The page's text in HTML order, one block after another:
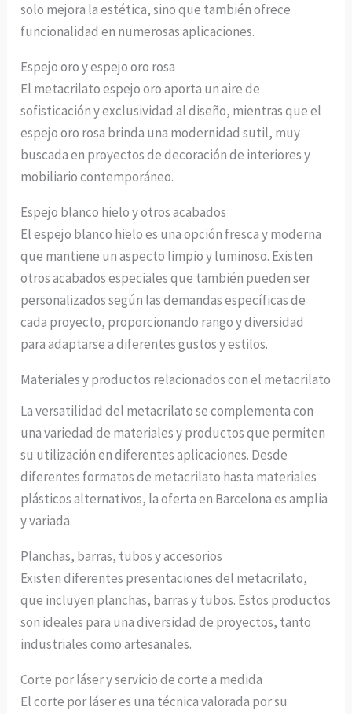
solo mejora la estética, sino que también ofrece
funcionalidad en numerosas aplicaciones.
Espejo oro y espejo oro rosa
El metacrilato espejo oro aporta un aire de
sofisticación y exclusividad al diseño, mientras que el
espejo oro rosa brinda una modernidad sutil, muy
buscada en proyectos de decoración de interiores y
mobiliario contemporáneo.
Espejo blanco hielo y otros acabados
El espejo blanco hielo es una opción fresca y moderna
que mantiene un aspecto limpio y luminoso. Existen
otros acabados especiales que también pueden ser
personalizados según las demandas específicas de
cada proyecto, proporcionando rango y diversidad
para adaptarse a diferentes gustos y estilos.
Materiales y productos relacionados con el metacrilato
La versatilidad del metacrilato se complementa con
una variedad de materiales y productos que permiten
su utilización en diferentes aplicaciones. Desde
diferentes formatos de metacrilato hasta materiales
plásticos alternativos, la oferta en Barcelona es amplia
y variada.
Planchas, barras, tubos y accesorios
Existen diferentes presentaciones del metacrilato,
que incluyen planchas, barras y tubos. Estos productos
son ideales para una diversidad de proyectos, tanto
industriales como artesanales.
Corte por láser y servicio de corte a medida
El corte por láser es una técnica valorada por su